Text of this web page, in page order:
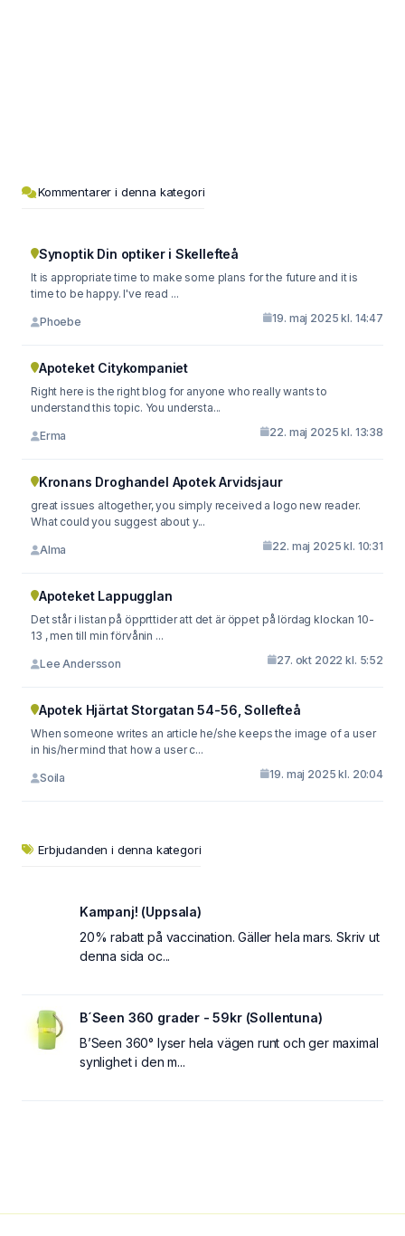
Kommentarer i denna kategori
Synoptik Din optiker i Skellefteå
It is appropriate time to make some plans for the future and it is
time to be happy. I've read ...
Phoebe 19. maj 2025 kl. 14:47
Apoteket Citykompaniet
Right here is the right blog for anyone who really wants to
understand this topic. You understa...
Erma 22. maj 2025 kl. 13:38
Kronans Droghandel Apotek Arvidsjaur
great issues altogether, you simply received a logo new reader.
What could you suggest about y...
Alma 22. maj 2025 kl. 10:31
Apoteket Lappugglan
Det står i listan på öpprttider att det är öppet på lördag klockan 10-
13 , men till min förvånin ...
Lee Andersson 27. okt 2022 kl. 5:52
Apotek Hjärtat Storgatan 54-56, Sollefteå
When someone writes an article he/she keeps the image of a user
in his/her mind that how a user c...
Soila 19. maj 2025 kl. 20:04
Erbjudanden i denna kategori
Kampanj! (Uppsala)
20% rabatt på vaccination. Gäller hela mars. Skriv ut
denna sida oc...
B´Seen 360 grader - 59kr (Sollentuna)
B’Seen 360° lyser hela vägen runt och ger maximal
synlighet i den m...